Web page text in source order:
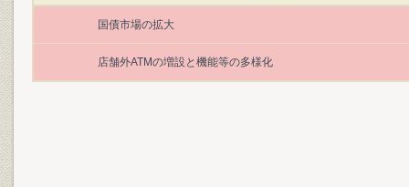
国債市場の拡大
店舗外ATMの増設と機能等の多様化